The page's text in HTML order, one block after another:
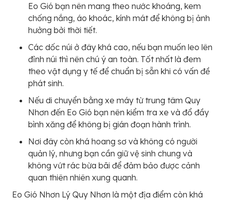
Eo Gió bạn nên mang theo nước khoáng, kem
chống nắng, áo khoác, kính mát để không bị ảnh
hưởng bởi thời tiết.
Các dốc núi ở đây khá cao, nếu bạn muốn leo lên
đỉnh núi thì nên chú ý an toàn. Tốt nhất là đem
theo vật dụng y tế để chuẩn bị sẵn khi có vấn đề
phát sinh.
Nếu di chuyển bằng xe máy từ trung tâm Quy
Nhơn đến Eo Gió bạn nên kiểm tra xe và đổ đầy
bình xăng để không bị gián đoạn hành trình.
Nơi đây còn khá hoang sơ và không có người
quản lý, nhưng bạn cần giữ vệ sinh chung và
không vứt rác bừa bãi để đảm bảo được cảnh
quan thiên nhiên xung quanh.
Eo Gió Nhơn Lý Quy Nhơn là một địa điểm còn khá